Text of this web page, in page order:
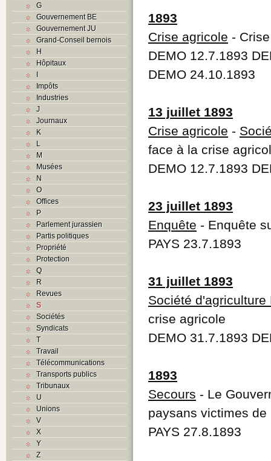
G
Gouvernement BE
Gouvernement JU
Grand-Conseil bernois
H
Hôpitaux
I
Impôts
Industries
J
Journaux
K
L
M
Musées
N
O
Offices
P
Parlement jurassien
Partis politiques
Propriété
Protection
Q
R
Revues
S
Sociétés
Syndicats
T
Travail
Télécommunications
Transports publics
Tribunaux
U
Unions
V
X
Y
Z
1893
Crise agricole -
DEMO 12.7.1893
DEMO 24.10.1893
13 juillet 1893
Crise agricole -
face à la crise
DEMO 12.7.1893
23 juillet 1893
Enquête - Enquête
PAYS 23.7.1893
31 juillet 1893
Société d'agriculture
crise agricole
DEMO 31.7.1893
1893
Secours - Le
paysans victimes
PAYS 27.8.1893